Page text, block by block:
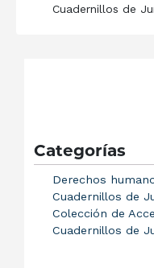
Cuadernillos de
Categorías
Derechos
Cuadernillos de
Colección de
Cuadernillos de